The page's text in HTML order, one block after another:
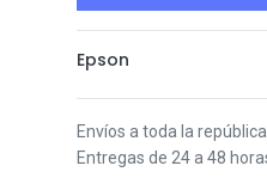
Epson
Envíos a toda la
Entregas de 24 a 48